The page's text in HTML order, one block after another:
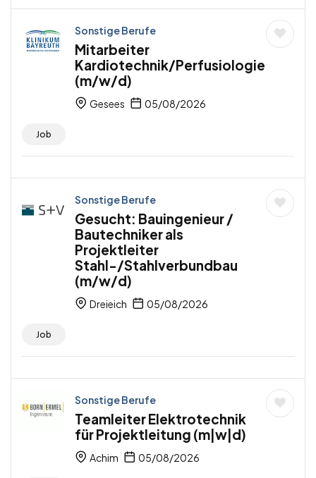
Sonstige Berufe
Mitarbeiter
Kardiotechnik/Perfusiologie
(m/w/d)
Gesees 05/08/2026
Job
Sonstige Berufe
Gesucht: Bauingenieur /
Bautechniker als
Projektleiter
Stahl-/Stahlverbundbau
(m/w/d)
Dreieich 05/08/2026
Job
Sonstige Berufe
Teamleiter Elektrotechnik
für Projektleitung (m|w|d)
Achim 05/08/2026